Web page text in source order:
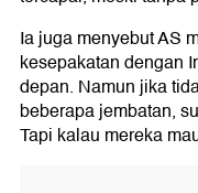
Ia juga menyebut AS
kesepakatan dengan
depan. Namun jika
beberapa jembatan,
Tapi kalau mereka